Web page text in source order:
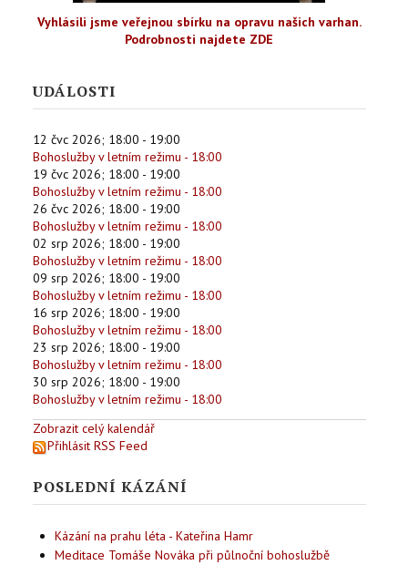
Vyhlásili jsme veřejnou sbírku na opravu našich varhan.
Podrobnosti najdete ZDE
UDÁLOSTI
12 čvc 2026; 18:00 - 19:00
Bohoslužby v letním režimu - 18:00
19 čvc 2026; 18:00 - 19:00
Bohoslužby v letním režimu - 18:00
26 čvc 2026; 18:00 - 19:00
Bohoslužby v letním režimu - 18:00
02 srp 2026; 18:00 - 19:00
Bohoslužby v letním režimu - 18:00
09 srp 2026; 18:00 - 19:00
Bohoslužby v letním režimu - 18:00
16 srp 2026; 18:00 - 19:00
Bohoslužby v letním režimu - 18:00
23 srp 2026; 18:00 - 19:00
Bohoslužby v letním režimu - 18:00
30 srp 2026; 18:00 - 19:00
Bohoslužby v letním režimu - 18:00
Zobrazit celý kalendář
Přihlásit RSS Feed
POSLEDNÍ KÁZÁNÍ
Kázání na prahu léta - Kateřina Hamr
Meditace Tomáše Nováka při půlnoční bohoslužbě